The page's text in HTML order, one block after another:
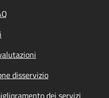
disservizio
dei servizi